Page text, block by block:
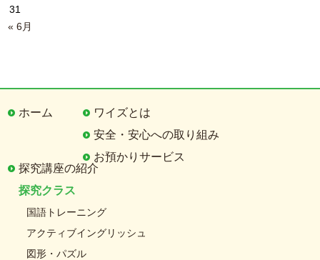
31
« 6月
ホーム
ワイズとは
安全・安心への取り組み
お預かりサービス
探究講座の紹介
探究クラス
国語トレーニング
アクティブイングリッシュ
図形・パズル